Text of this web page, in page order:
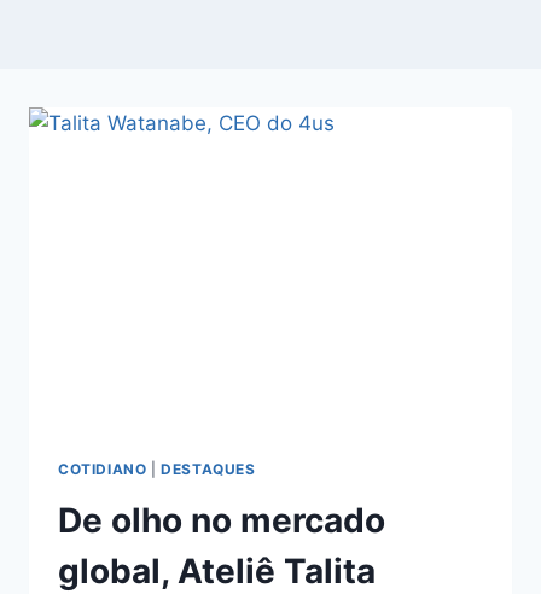
COTIDIANO |DESTAQUES
De olho no mercado
global, Ateliê Talita